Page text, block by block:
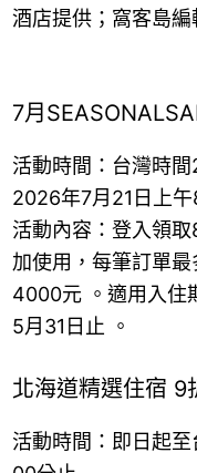
酒店提供；窩客島
7月
活動時間：台灣時
2026年7月21日上
活動內容：登入領
加使用，每筆訂單
4000元 。適用入住
5月31日止 。
北海道精選住宿
活動時間：即日起